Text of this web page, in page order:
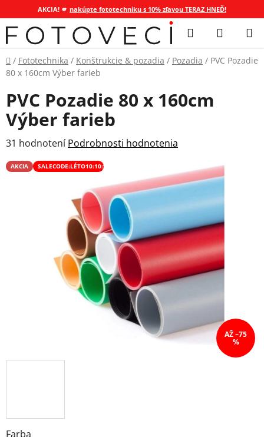
AKCIA! 🫵 nakúpte fototechniku s 10% zľavou TERAZ HNEĎ!
Prejsť
na
obsah
Hľadať
KOŠÍK
Domov
/ Fototechnika / Konštrukcie & pozadia / Pozadia / PVC Pozadie
80 x 160cm Výber farieb
Farba
PVC Pozadie 80 x 160cm
Výber farieb
Priemerné
hodnotenie
produktu
hviezdičiek.
31 hodnotení Podrobnosti hodnotenia
AKCIA SALECODE:LÉTO10:10:%
AŽ –75
%